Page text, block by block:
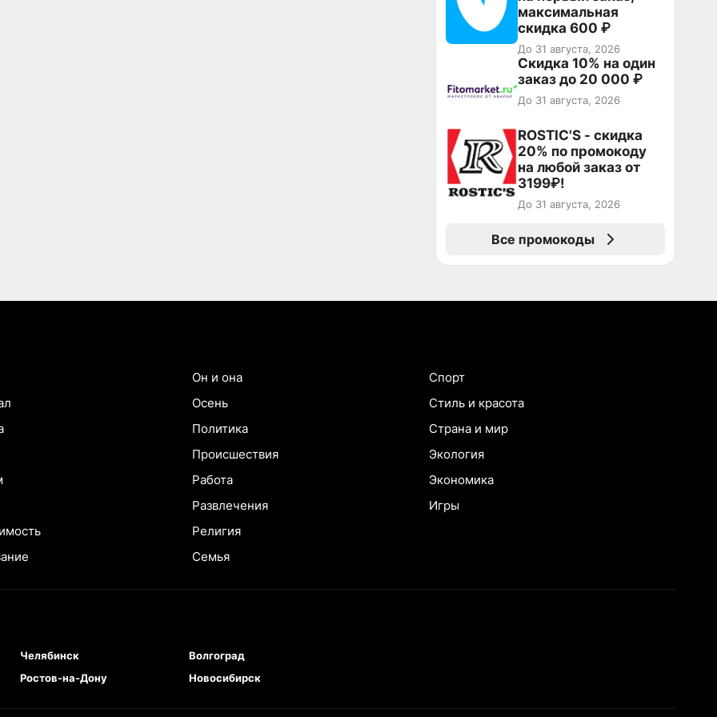
максимальная
скидка 600 ₽
До 31 августа, 2026
Скидка 10% на один
заказ до 20 000 ₽
До 31 августа, 2026
ROSTIC'S - скидка
20% по промокоду
на любой заказ от
3199₽!
До 31 августа, 2026
Все промокоды
Он и она
Осень
Политика
Происшествия
Работа
Развлечения
Религия
Семья
Спорт
Стиль и красота
Страна и мир
Экология
Экономика
Игры
Челябинск
Ростов-на-Дону
Волгоград
Новосибирск